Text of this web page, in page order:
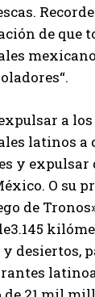
de que
a
latinos a
y expulsar
O su
de
desiertos,